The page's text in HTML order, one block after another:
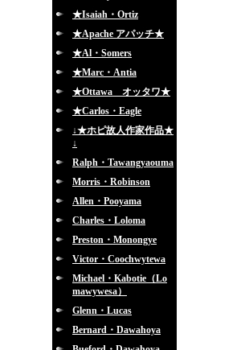
★Isaiah・Ortiz
★Apache アパッチ★
★Al・Somers
★Marc・Antia
★Ottawa オッタワ★
★Carlos・Eagle
↓★ホピ故人作家作品★
↓
Ralph・Tawangyaouma
Morris・Robinson
Allen・Pooyama
Charles・Loloma
Preston・Monongye
Victor・Coochwytewa
Michael・Kabotie（Lo
mawywesa）
Glenn・Lucas
Bernard・Dawahoya